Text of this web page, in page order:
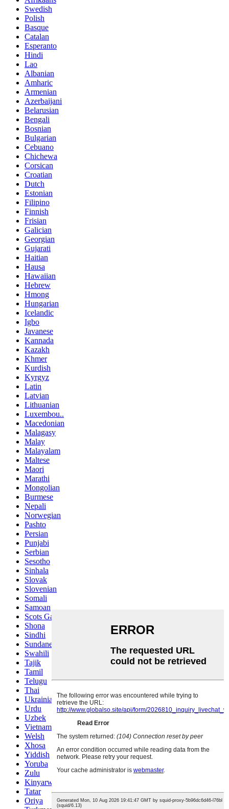
Swedish
Polish
Basque
Catalan
Esperanto
Hindi
Lao
Albanian
Amharic
Armenian
Azerbaijani
Belarusian
Bengali
Bosnian
Bulgarian
Cebuano
Chichewa
Corsican
Croatian
Dutch
Estonian
Filipino
Finnish
Frisian
Galician
Georgian
Gujarati
Haitian
Hausa
Hawaiian
Hebrew
Hmong
Hungarian
Icelandic
Igbo
Javanese
Kannada
Kazakh
Khmer
Kurdish
Kyrgyz
Latin
Latvian
Lithuanian
Luxembou..
Macedonian
Malagasy
Malay
Malayalam
Maltese
Maori
Marathi
Mongolian
Burmese
Nepali
Norwegian
Pashto
Persian
Punjabi
Serbian
Sesotho
Sinhala
Slovak
Slovenian
Somali
Samoan
Scots Gaelic
Shona
Sindhi
Sundanese
Swahili
Tajik
Tamil
Telugu
Thai
Ukrainian
Urdu
Uzbek
Vietnamese
Welsh
Xhosa
Yiddish
Yoruba
Zulu
Kinyarwanda
Tatar
Oriya